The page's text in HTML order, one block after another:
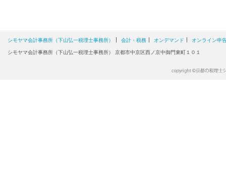
シモヤマ会計事務所（下山弘一税理士事務所） 会計・税務 オンデマンド オンライン申
シモヤマ会計事務所（下山弘一税理士事務所） 京都市中京区西ノ京中御門東町１０１